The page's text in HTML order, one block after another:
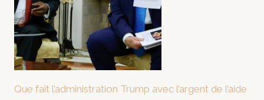
Que fait l’administration Trump avec l’argent de l’aide